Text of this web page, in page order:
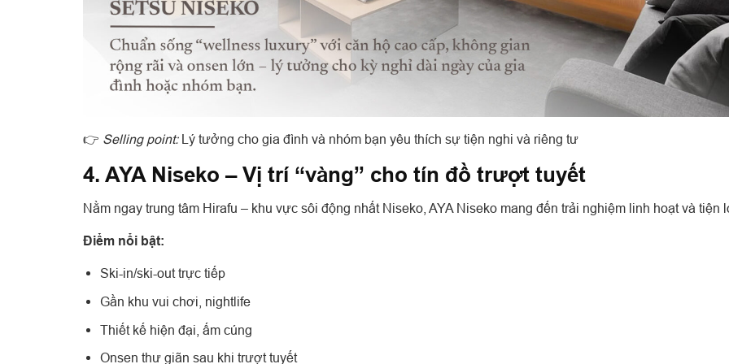
👉 Selling point:Lý tưởng cho gia đình và nhóm bạn yêu thích sự tiện nghi và riêng tư
4. AYA Niseko – Vị trí “vàng” cho tín đồ trượt tuyết
Nằm ngay trung tâm Hirafu – khu vực sôi động nhất Niseko, AYA Niseko mang đến trải nghiệm linh hoạt và tiện
Điểm nổi bật:
Ski-in/ski-out trực tiếp
Gần khu vui chơi, nightlife
Thiết kế hiện đại, ấm cúng
Onsen thư giãn sau khi trượt tuyết